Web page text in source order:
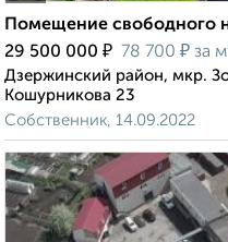
Помещение свободного
29 500 000 ₽ 78 700 ₽ за
Дзержинский район, мкр.
Кошурникова 23
Собственник, 14.09.2022